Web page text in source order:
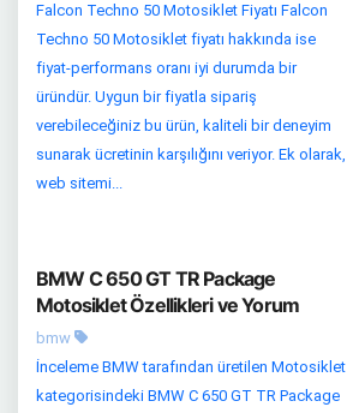
Falcon Techno 50 Motosiklet Fiyatı Falcon
Techno 50 Motosiklet fiyatı hakkında ise
fiyat-performans oranı iyi durumda bir
üründür. Uygun bir fiyatla sipariş
verebileceğiniz bu ürün, kaliteli bir deneyim
sunarak ücretinin karşılığını veriyor. Ek olarak,
web sitemi...
BMW C 650 GT TR Package
Motosiklet Özellikleri ve Yorum
bmw
İnceleme BMW tarafından üretilen Motosiklet
kategorisindeki BMW C 650 GT TR Package